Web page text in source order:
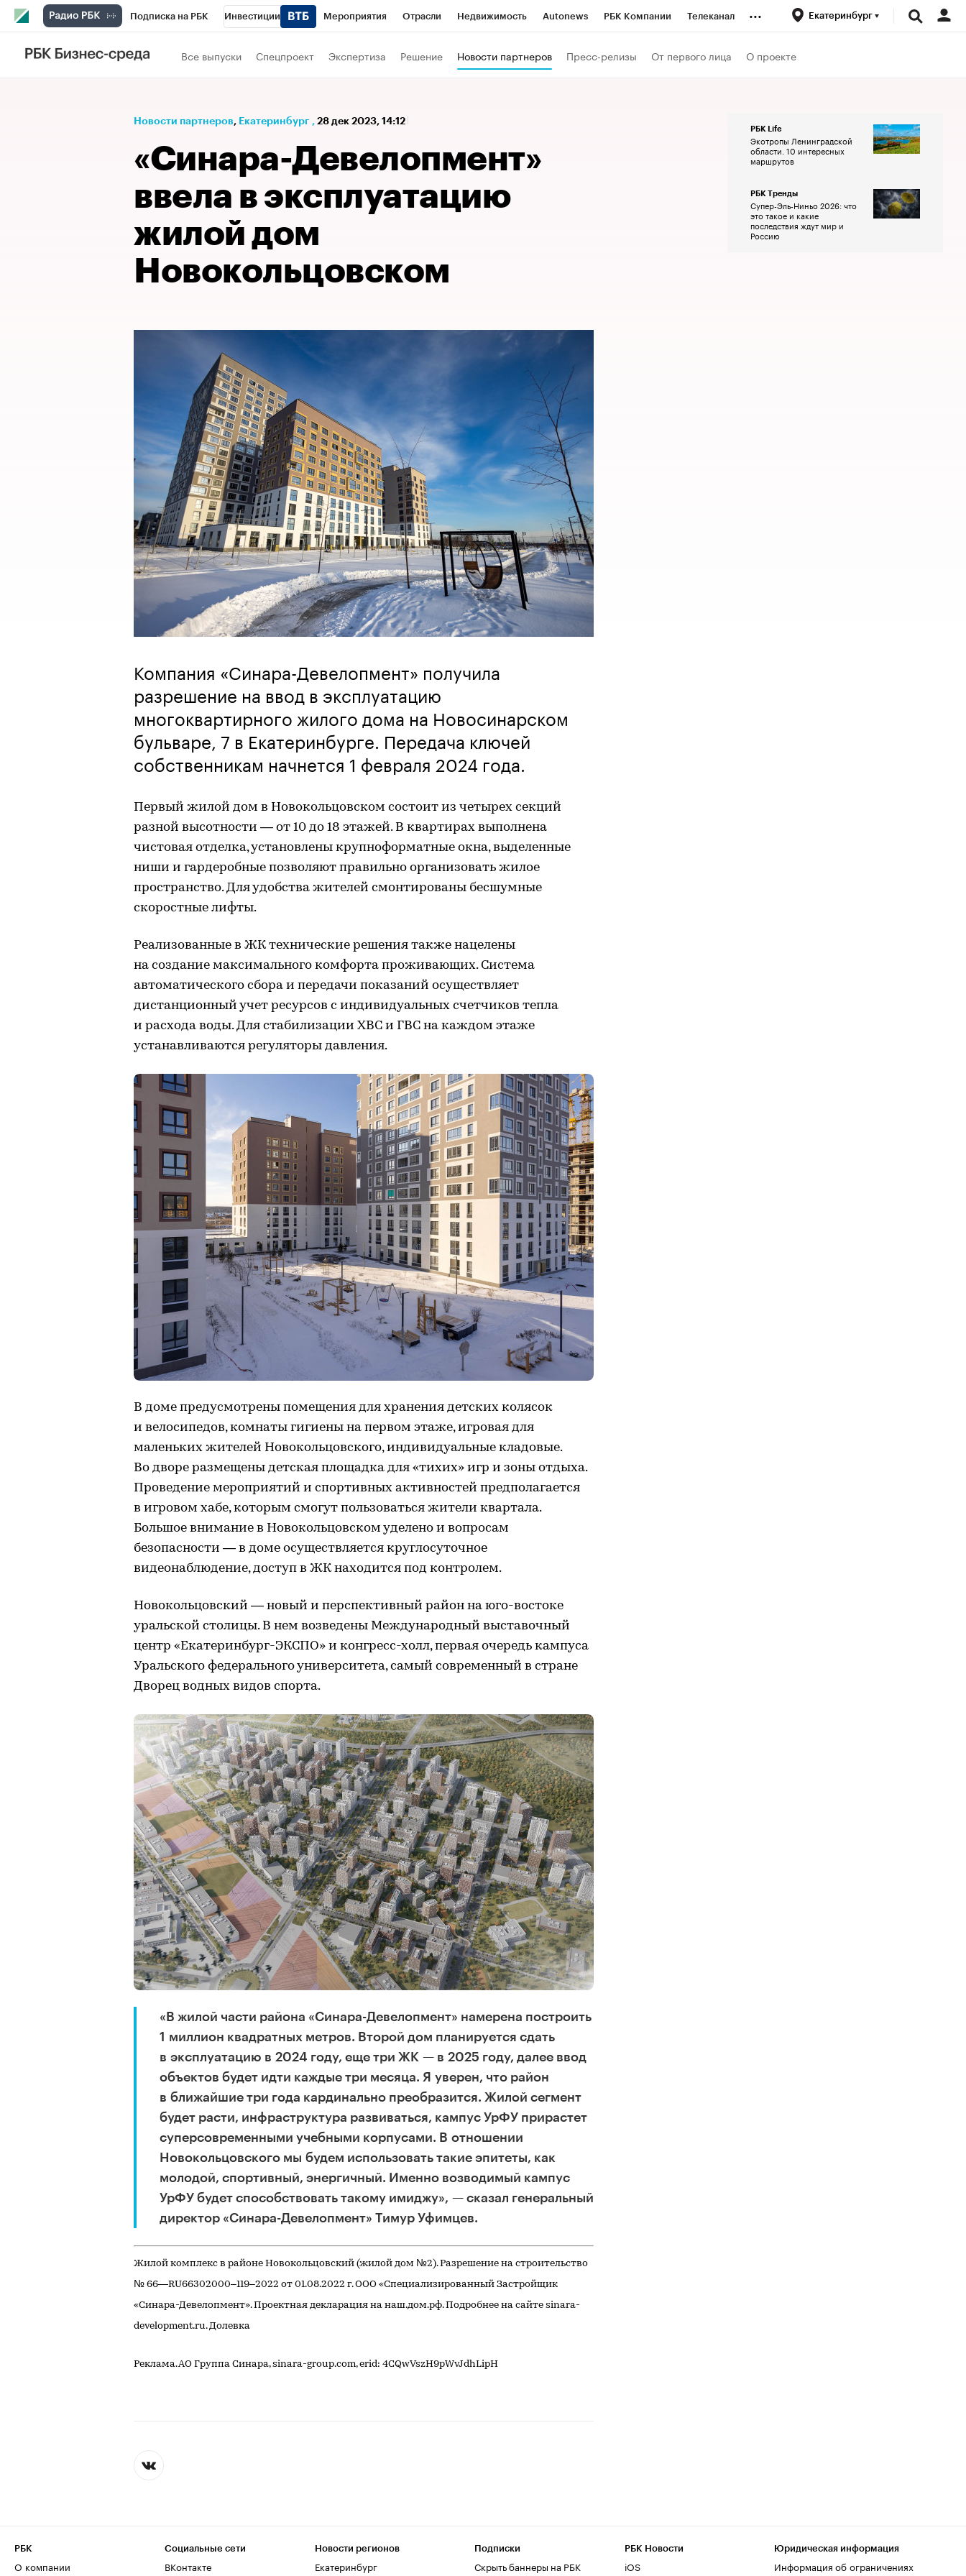
Подписка на РБК Инвестиции Мероприятия Отрасли Недвижимость Autonews РБК Компании Телеканал
РБК Вино
Проверка контрагентов Политика Экономика
... Екатеринбург
Все выпуски Спецпроект Экспертиза Решение Новости партнеров Пресс-релизы От первого лица О проекте
Новости партнеров⁠, Екатеринбург , 28 дек 2023, 14:12
«Синара-Девелопмент»
ввела в эксплуатацию
жилой дом
Новокольцовском
Компания «Синара-Девелопмент» получила
разрешение на ввод в эксплуатацию
многоквартирного жилого дома на Новосинарском
бульваре, 7 в Екатеринбурге. Передача ключей
собственникам начнется 1 февраля 2024 года.
Первый жилой дом в Новокольцовском состоит из четырех секций
разной высотности — от 10 до 18 этажей. В квартирах выполнена
чистовая отделка, установлены крупноформатные окна, выделенные
ниши и гардеробные позволяют правильно организовать жилое
пространство. Для удобства жителей смонтированы бесшумные
скоростные лифты.
Реализованные в ЖК технические решения также нацелены
на создание максимального комфорта проживающих. Система
автоматического сбора и передачи показаний осуществляет
дистанционный учет ресурсов с индивидуальных счетчиков тепла
и расхода воды. Для стабилизации ХВС и ГВС на каждом этаже
устанавливаются регуляторы давления.
В доме предусмотрены помещения для хранения детских колясок
и велосипедов, комнаты гигиены на первом этаже, игровая для
маленьких жителей Новокольцовского, индивидуальные кладовые.
Во дворе размещены детская площадка для «тихих» игр и зоны отдыха.
Проведение мероприятий и спортивных активностей предполагается
в игровом хабе, которым смогут пользоваться жители квартала.
Большое внимание в Новокольцовском уделено и вопросам
безопасности — в доме осуществляется круглосуточное
видеонаблюдение, доступ в ЖК находится под контролем.
Новокольцовский — новый и перспективный район на юго-востоке
уральской столицы. В нем возведены Международный выставочный
центр «Екатеринбург-ЭКСПО» и конгресс-холл, первая очередь кампуса
Уральского федерального университета, самый современный в стране
Дворец водных видов спорта.
«В жилой части района «Синара-Девелопмент» намерена построить
1 миллион квадратных метров. Второй дом планируется сдать
в эксплуатацию в 2024 году, еще три ЖК — в 2025 году, далее ввод
объектов будет идти каждые три месяца. Я уверен, что район
в ближайшие три года кардинально преобразится. Жилой сегмент
будет расти, инфраструктура развиваться, кампус УрФУ прирастет
суперсовременными учебными корпусами. В отношении
Новокольцовского мы будем использовать такие эпитеты, как
молодой, спортивный, энергичный. Именно возводимый кампус
УрФУ будет способствовать такому имиджу», — сказал генеральный
директор «Синара-Девелопмент» Тимур Уфимцев.
Жилой комплекс в районе Новокольцовский (жилой дом №2). Разрешение на строительство
№ 66—RU66302000–119–2022 от 01.08.2022 г. ООО «Специализированный Застройщик
«Синара-Девелопмент». Проектная декларация на наш.дом.рф. Подробнее на сайте sinara-
development.ru. Долевка
Реклама. АО Группа Синара, sinara-group.com, erid: 4CQwVszH9pWvJdhLipH
РБК Life
Экотропы Ленинградской
области. 10 интересных
маршрутов
РБК Тренды
Супер-Эль-Ниньо 2026: что
это такое и какие
последствия ждут мир и
Россию
РБК
О компании
Социальные сети
ВКонтакте
Новости регионов
Екатеринбург
Подписки
Скрыть баннеры на РБК
РБК Новости
iOS
Юридическая информация
Информация об ограничениях